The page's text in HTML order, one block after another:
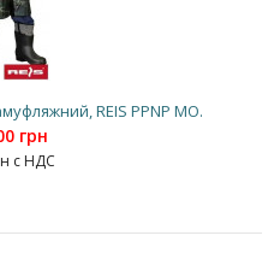
REIS PPNP MO.
грн
с НДС